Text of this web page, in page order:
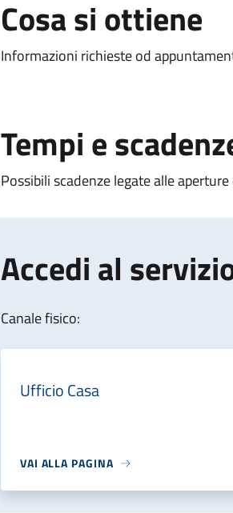
Cosa si ottiene
Informazioni richieste od
Tempi e
Possibili scadenze legate alle
Accedi al
Canale fisico:
Ufficio Casa
VAI ALLA PAGINA